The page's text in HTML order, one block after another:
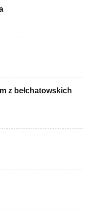
z bełchatowskich